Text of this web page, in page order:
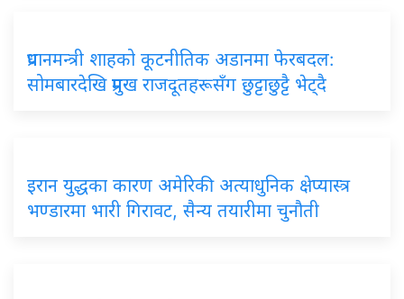
प्रधानमन्त्री शाहको कूटनीतिक अडानमा फेरबदल:
सोमबारदेखि प्रमुख राजदूतहरूसँग छुट्टाछुट्टै भेट्दै
इरान युद्धका कारण अमेरिकी अत्याधुनिक क्षेप्यास्त्र
भण्डारमा भारी गिरावट, सैन्य तयारीमा चुनौती